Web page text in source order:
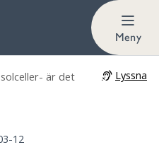
Meny
är det
Lyssna
12